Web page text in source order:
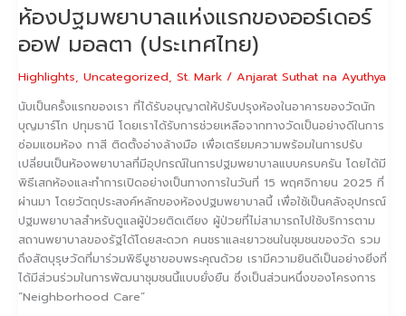
ห้องปฐมพยาบาลแห่งแรกของออร์เดอร์
ออฟ มอลตา (ประเทศไทย)
Highlights, Uncategorized, St. Mark/ Anjarat Suthat na Ayuthya
นับเป็นครั้งแรกของเรา ที่ได้รับอนุญาตให้ปรับปรุงห้องในอาคารของวัดนัก
บุญมาร์โก ปทุมธานี โดยเราได้รับการช่วยเหลือจากทางวัดเป็นอย่างดีในการ
ซ่อมแซมห้อง ทาสี ติดตั้งอ่างล้างมือ เพื่อเตรียมความพร้อมในการปรับ
เปลี่ยนเป็นห้องพยาบาลที่มีอุปกรณ์ในการปฐมพยาบาลแบบครบครัน โดยได้มี
พิธีเสกห้องและทำการเปิดอย่างเป็นทางการในวันที่ 15 พฤศจิกายน 2025 ที่
ผ่านมา โดยวัตถุประสงค์หลักของห้องปฐมพยาบาลนี้ เพื่อใช้เป็นคลังอุปกรณ์
ปฐมพยาบาลสำหรับดูแลผู้ป่วยติดเตียง ผู้ป่วยที่ไม่สามารถไปใช้บริการตาม
สถานพยาบาลของรัฐได้โดยสะดวก คนชราและเยาวชนในชุมชนของวัด รวม
ถึงสัตบุรุษวัดที่มาร่วมพิธีบูชาขอบพระคุณด้วย เรามีความยินดีเป็นอย่างยิ่งที่
ได้มีส่วนร่วมในการพัฒนาชุมชนนี้แบบยั่งยืน ซึ่งเป็นส่วนหนึ่งของโครงการ
“Neighborhood Care”